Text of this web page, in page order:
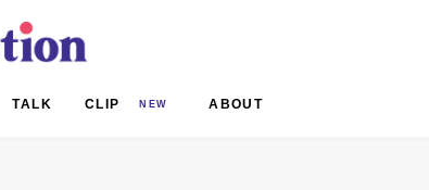
TALK CLIP NEW ABOUT